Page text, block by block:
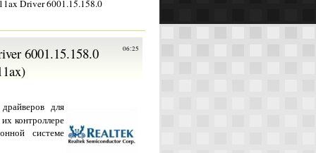
Driver 6001.15.158.0
06:25
6001.15.158.0
для
контроллере
системе